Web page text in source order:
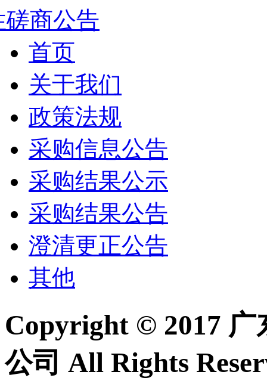
磋商公告
首页
关于我们
政策法规
采购信息公告
采购结果公示
采购结果公告
澄清更正公告
其他
Copyright © 2017
公司 All Rights